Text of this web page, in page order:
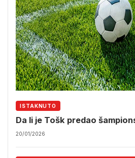
ISTAKNUTO
Da li je Tošk predao
20/01/2026